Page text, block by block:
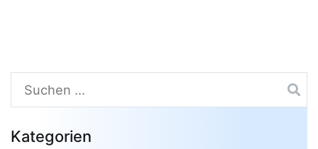
Suchen
nach:
Kategorien